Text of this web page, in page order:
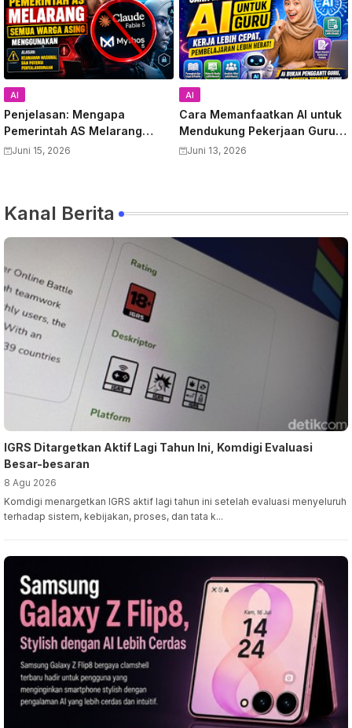
AI
Penjelasan: Mengapa
Pemerintah AS Melarang
Semua Warga Asing
Juni 15, 2026
AI
Cara Memanfaatkan AI untuk
Mendukung Pekerjaan Guru:
Panduan Lengkap
Juni 13, 2026
Kanal Berita
IGRS Ditargetkan Aktif Lagi Tahun Ini, Komdigi Evaluasi
Besar-besaran
8 Agu 2026
Komdigi menargetkan IGRS aktif lagi tahun ini setelah evaluasi menyeluruh
terhadap sistem, kebijakan, proses, dan tata k...